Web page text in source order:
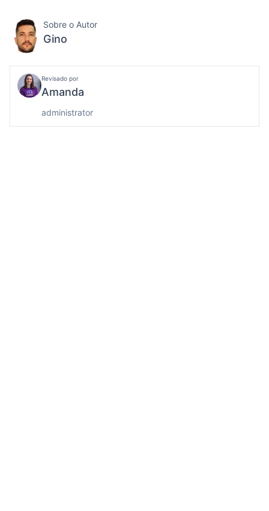
Sobre o Autor
Gino
Revisado por
Amanda
administrator